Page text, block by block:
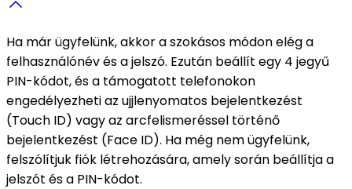
Ha már ügyfelünk, akkor a szokásos módon elég a
felhasználónév és a jelszó. Ezután beállít egy 4 jegyű
PIN-kódot, és a támogatott telefonokon
engedélyezheti az ujjlenyomatos bejelentkezést
(Touch ID) vagy az arcfelismeréssel történő
bejelentkezést (Face ID). Ha még nem ügyfelünk,
felszólítjuk fiók létrehozására, amely során beállítja a
jelszót és a PIN-kódot.